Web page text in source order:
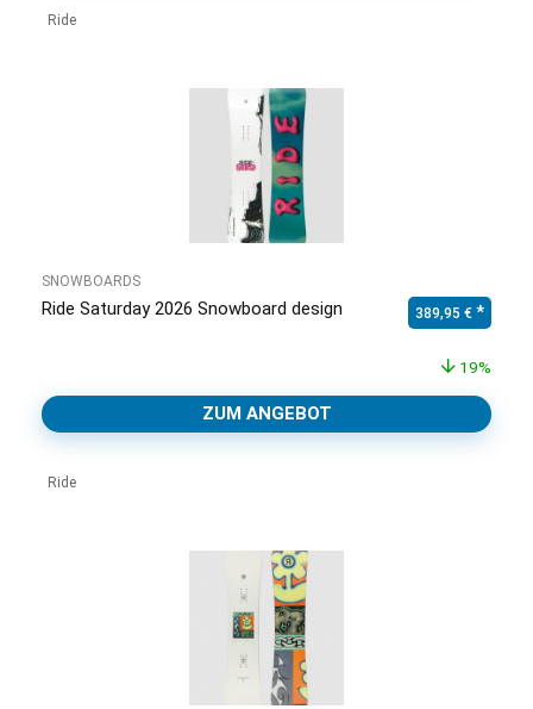
Ride
SNOWBOARDS
Ride Saturday 2026 Snowboard design Ursprünglicher
389,95 €
19%
ZUM ANGEBOT
Ride